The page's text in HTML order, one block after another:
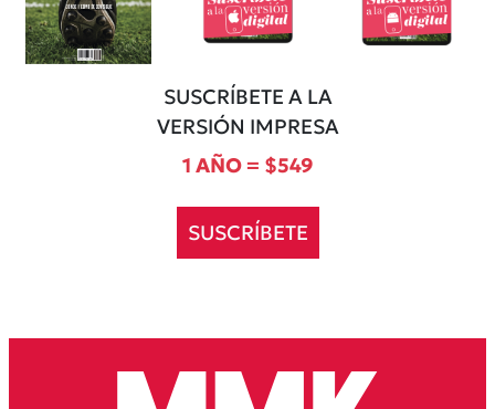
SUSCRÍBETE A LA
VERSIÓN IMPRESA
1 AÑO = $549
SUSCRÍBETE